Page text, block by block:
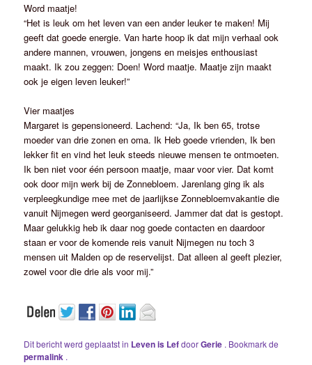
Word maatje!
“Het is leuk om het leven van een ander leuker te maken! Mij
geeft dat goede energie. Van harte hoop ik dat mijn verhaal ook
andere mannen, vrouwen, jongens en meisjes enthousiast
maakt. Ik zou zeggen: Doen! Word maatje. Maatje zijn maakt
ook je eigen leven leuker!”
Vier maatjes
Margaret is gepensioneerd. Lachend: “Ja, Ik ben 65, trotse
moeder van drie zonen en oma. Ik Heb goede vrienden, Ik ben
lekker fit en vind het leuk steeds nieuwe mensen te ontmoeten.
Ik ben niet voor één persoon maatje, maar voor vier. Dat komt
ook door mijn werk bij de Zonnebloem. Jarenlang ging ik als
verpleegkundige mee met de jaarlijkse Zonnebloemvakantie die
vanuit Nijmegen werd georganiseerd. Jammer dat dat is gestopt.
Maar gelukkig heb ik daar nog goede contacten en daardoor
staan er voor de komende reis vanuit Nijmegen nu toch 3
mensen uit Malden op de reservelijst. Dat alleen al geeft plezier,
zowel voor die drie als voor mij.”
Dit bericht werd geplaatst in Leven is LefdoorGerie . Bookmark de
permalink .